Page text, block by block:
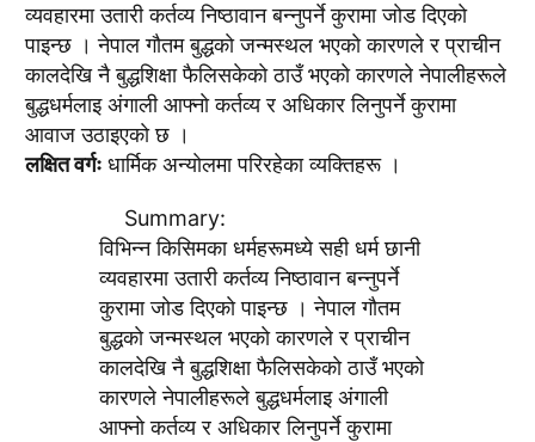
व्यवहारमा उतारी कर्तव्य निष्ठावान बन्नुपर्ने कुरामा जाेड दिएकाे
पाइन्छ । नेपाल गाैतम बुद्धकाे जन्मस्थल भएकाे कारणले र प्राचीन
कालदेखि नै बुद्धशिक्षा फैलिसकेकाे ठाउँ भएकाे कारणले नेपालीहरूले
बुद्धधर्मलाइ अंगाली आफ्नाे कर्तव्य र अधिकार लिनुपर्ने कुरामा
आवाज उठाइएकाे छ ।
लक्षित वर्गःधार्मिक अन्याेलमा परिरहेका व्यक्तिहरू ।
Summary:
विभिन्न किसिमका धर्महरूमध्ये सही धर्म छानी
व्यवहारमा उतारी कर्तव्य निष्ठावान बन्नुपर्ने
कुरामा जाेड दिएकाे पाइन्छ । नेपाल गाैतम
बुद्धकाे जन्मस्थल भएकाे कारणले र प्राचीन
कालदेखि नै बुद्धशिक्षा फैलिसकेकाे ठाउँ भएकाे
कारणले नेपालीहरूले बुद्धधर्मलाइ अंगाली
आफ्नाे कर्तव्य र अधिकार लिनुपर्ने कुरामा